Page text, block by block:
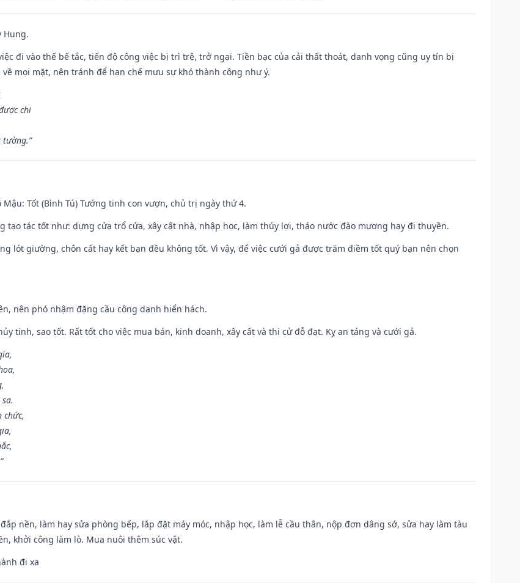
Hung.
đi vào thế bế tắc, tiến độ công việc bị trì trệ, trở ngại. Tiền bạc của cải thất thoát, danh vọng cũng uy tín bị
mọi mặt, nên tránh để hạn chế mưu sự khó thành công như ý.
chi
Mậu: Tốt (Bình Tú) Tướng tinh con vượn, chủ trị ngày thứ 4.
tạo tác tốt như: dựng cửa trổ cửa, xây cất nhà, nhập học, làm thủy lợi, tháo nước đào mương hay đi thuyền.
lót giường, chôn cất hay kết bạn đều không tốt. Vì vậy, để việc cưới gả được trăm điềm tốt quý bạn nên chọn
nên phó nhậm đặng cầu công danh hiển hách.
tinh, sao tốt. Rất tốt cho việc mua bán, kinh doanh, xây cất và thi cử đỗ đạt. Kỵ an táng và cưới gả.
chức,
nền, làm hay sửa phòng bếp, lắp đặt máy móc, nhập học, làm lễ cầu thân, nộp đơn dâng sớ, sửa hay làm tàu
khởi công làm lò. Mua nuôi thêm súc vật.
đi xa